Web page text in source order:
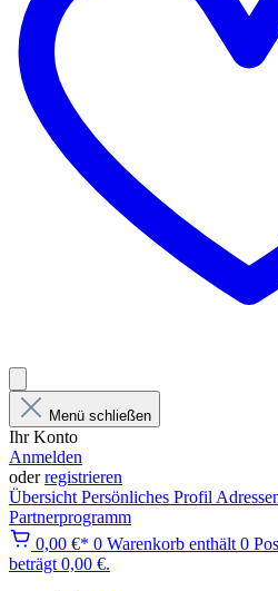
Menü schließen
Ihr Konto
Anmelden
oderregistrieren
Übersicht Persönliches Profil
Partnerprogramm
0,00 €* 0 Warenkorb enthält 0
beträgt 0,00 €.